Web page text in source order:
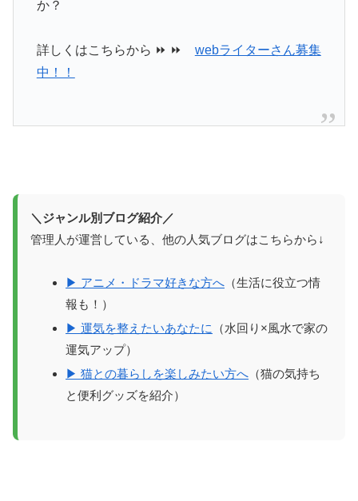
か？
詳しくはこちらから ⏩ ⏩ webライターさん募集
中！！
＼ジャンル別ブログ紹介／
管理人が運営している、他の人気ブログはこちらから↓
▶ アニメ・ドラマ好きな方へ （生活に役立つ情
報も！）
▶ 運気を整えたいあなたに
（水回り×風水で家の
運気アップ）
▶ 猫との暮らしを楽しみたい方へ （猫の気持ち
と便利グッズを紹介）